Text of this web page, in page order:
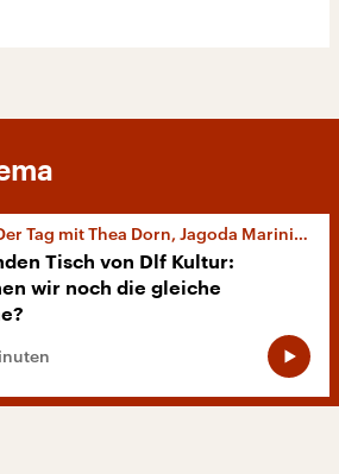
Tag mit Thea Dorn, Jagoda Marinić, Ingo Schulze und Jan Fleischhauer
Tisch von Dlf Kultur:
wir noch die gleiche